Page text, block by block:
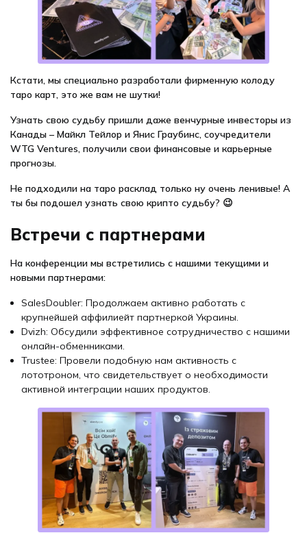
Кстати, мы специально разработали фирменную колоду
таро карт, это же вам не шутки!
Узнать свою судьбу пришли даже венчурные инвесторы из
Канады – Майкл Тейлор и Янис Граубинс, соучредители
WTG Ventures, получили свои финансовые и карьерные
прогнозы.
Не подходили на таро расклад только ну очень ленивые! А
ты бы подошел узнать свою крипто судьбу? 😉
Встречи с партнерами
На конференции мы встретились с нашими текущими и
новыми партнерами:
SalesDoubler: Продолжаем активно работать с
крупнейшей аффилиейт партнеркой Украины.
Dvizh: Обсудили эффективное сотрудничество с нашими
онлайн-обменниками.
Trustee: Провели подобную нам активность с
лототроном, что свидетельствует о необходимости
активной интеграции наших продуктов.